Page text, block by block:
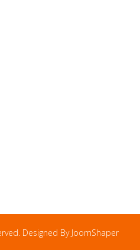
Designed By JoomShaper